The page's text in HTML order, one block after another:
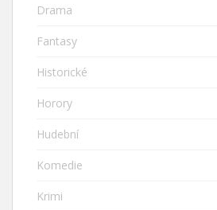
Drama
Fantasy
Historické
Horory
Hudební
Komedie
Krimi